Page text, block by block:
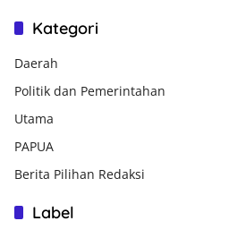
Kategori
Daerah
Politik dan Pemerintahan
Utama
PAPUA
Berita Pilihan Redaksi
Label